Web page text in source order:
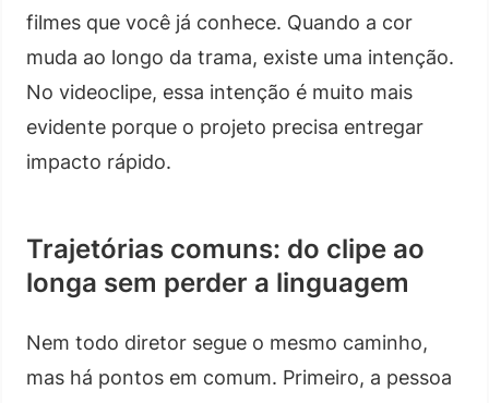
filmes que você já conhece. Quando a cor
muda ao longo da trama, existe uma intenção.
No videoclipe, essa intenção é muito mais
evidente porque o projeto precisa entregar
impacto rápido.
Trajetórias comuns: do clipe ao
longa sem perder a linguagem
Nem todo diretor segue o mesmo caminho,
mas há pontos em comum. Primeiro, a pessoa